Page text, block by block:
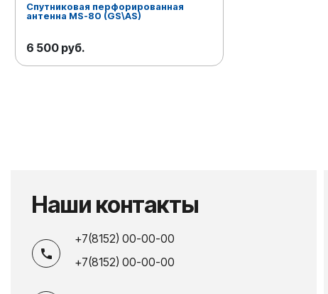
Спутниковая перфорированная
антенна MS-80 (GS\AS)
6 500 руб.
Наши контакты
+7(8152) 00-00-00
+7(8152) 00-00-00